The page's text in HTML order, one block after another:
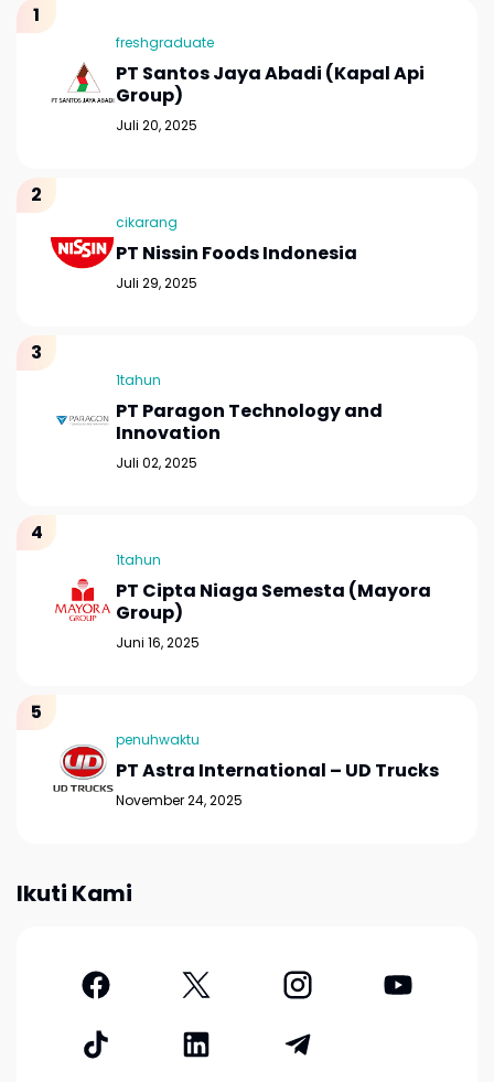
freshgraduate
PT Santos Jaya Abadi (Kapal Api
Group)
Juli 20, 2025
cikarang
PT Nissin Foods Indonesia
Juli 29, 2025
1tahun
PT Paragon Technology and
Innovation
Juli 02, 2025
1tahun
PT Cipta Niaga Semesta (Mayora
Group)
Juni 16, 2025
penuhwaktu
PT Astra International – UD Trucks
November 24, 2025
Ikuti Kami